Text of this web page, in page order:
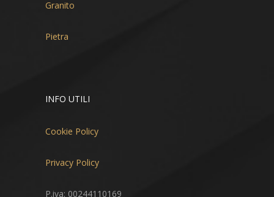
Granito
Pietra
INFO UTILI
Cookie Policy
Privacy Policy
P.iva: 00244110169